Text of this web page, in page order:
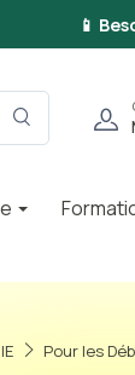
📱
Pour les